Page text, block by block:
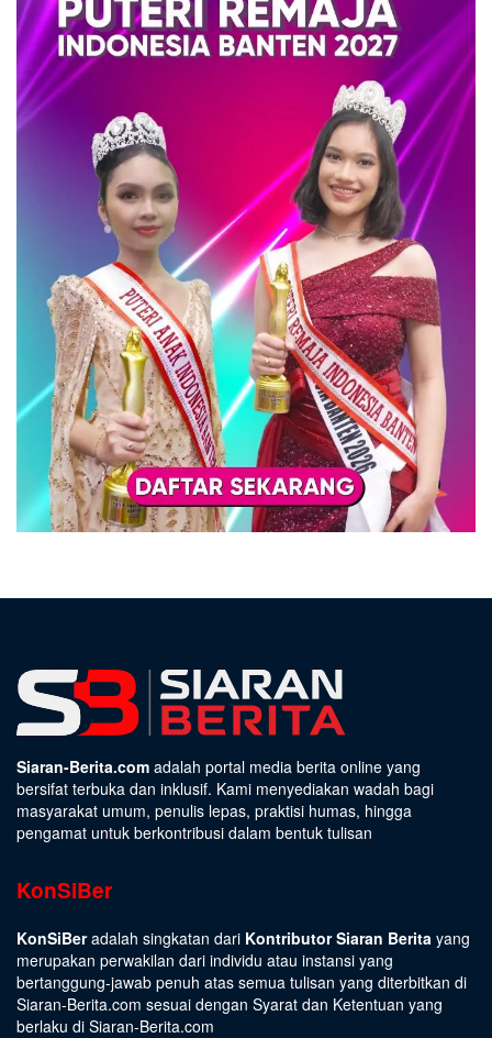
Siaran-Berita.com adalah portal media berita online yang
bersifat terbuka dan inklusif. Kami menyediakan wadah bagi
masyarakat umum, penulis lepas, praktisi humas, hingga
pengamat untuk berkontribusi dalam bentuk tulisan
KonSiBer
KonSiBeradalah singkatan dari Kontributor Siaran Berita yang
merupakan perwakilan dari individu atau instansi yang
bertanggung-jawab penuh atas semua tulisan yang diterbitkan di
Siaran-Berita.com sesuai dengan Syarat dan Ketentuan yang
berlaku di Siaran-Berita.com